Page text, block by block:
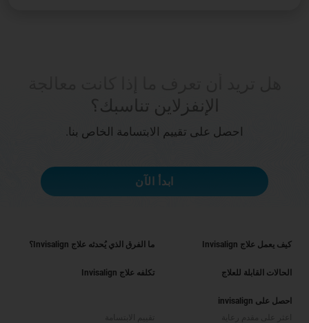
الإنفزلاين تناسبك؟
احصل على تقييم الابتسامة الخاص بنا.
ابدأ الآن
كيف يعمل علاج Invisalign ما الفرق الذي يُحدثه علاج Invisalign؟
الحالات القابلة للعلاج تكلفه علاج Invisalign
احصل على invisalign